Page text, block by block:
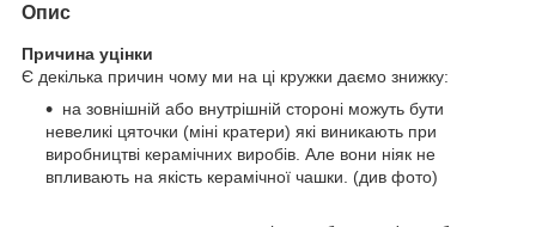
Опис
Причина уцінки
Є декілька причин чому ми на ці кружки даємо знижку:
на зовнішній або внутрішній стороні можуть бути
невеликі цяточки (міні кратери) які виникають при
виробництві керамічних виробів. Але вони ніяк не
впливають на якість керамічної чашки. (див фото)